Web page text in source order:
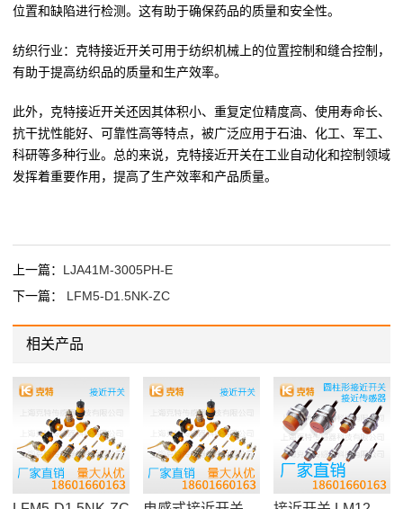
位置和缺陷进行检测。这有助于确保药品的质量和安全性。
纺织行业：克特接近开关可用于纺织机械上的位置控制和缝合控制，
有助于提高纺织品的质量和生产效率。
此外，克特接近开关还因其体积小、重复定位精度高、使用寿命长、
抗干扰性能好、可靠性高等特点，被广泛应用于石油、化工、军工、
科研等多种行业。总的来说，克特接近开关在工业自动化和控制领域
发挥着重要作用，提高了生产效率和产品质量。
上一篇： LJA41M-3005PH-E
下一篇： LFM5-D1.5NK-ZC
相关产品